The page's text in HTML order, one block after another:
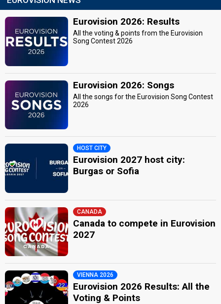
Eurovision 2026: Results
All the voting & points from the Eurovision
Song Contest 2026
Eurovision 2026: Songs
All the songs for the Eurovision Song Contest
2026
HOST CITY
Eurovision 2027 host city:
Burgas or Sofia
CANADA
Canada to compete in Eurovision
2027
VIENNA 2026
Eurovision 2026 Results: All the
Voting & Points